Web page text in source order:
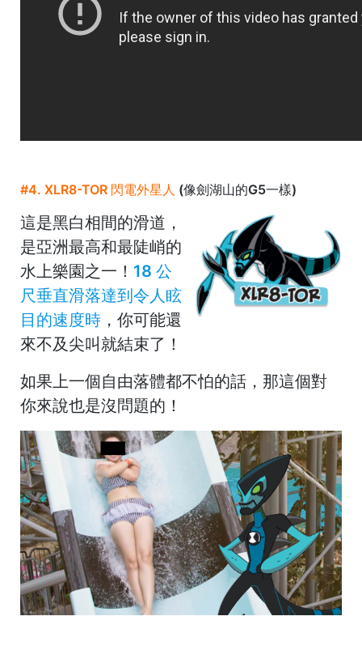
#4. XLR8-TOR 閃電外星人 (像劍湖山的G5一樣)
這是黑白相間的滑道，
是亞洲最高和最陡峭的
水上樂園之一！ 18 公
尺垂直滑落達到令人眩
目的速度時 ，你可能還
來不及尖叫就結束了！
如果上一個自由落體都不怕的話，那這個對
你來說也是沒問題的！